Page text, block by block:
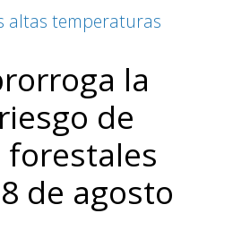
altas temperaturas
la
de
de agosto